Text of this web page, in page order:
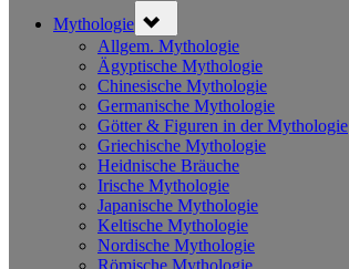
Mythologie sub-
menu
Allgem. Mythologie
Ägyptische Mythologie
Chinesische Mythologie
Germanische Mythologie
Götter & Figuren in der Mythologie
Griechische Mythologie
Heidnische Bräuche
Irische Mythologie
Japanische Mythologie
Keltische Mythologie
Nordische Mythologie
Römische Mythologie